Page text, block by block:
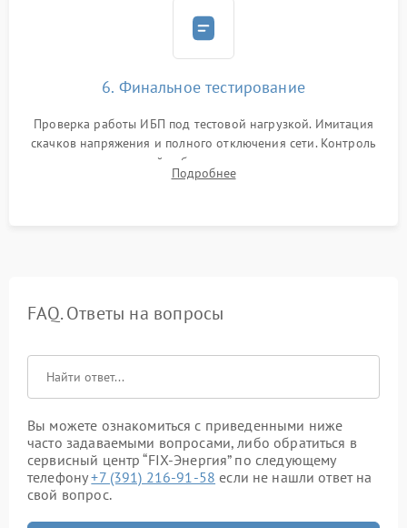
6. Финальное тестирование
Проверка работы ИБП под тестовой нагрузкой. Имитация
скачков напряжения и полного отключения сети. Контроль
времени автономной работы, температурного режима и
корректности формы выходного сигнала.
Подробнее
FAQ. Ответы на вопросы
Вы можете ознакомиться с приведенными ниже
часто задаваемыми вопросами, либо обратиться в
сервисный центр “FIX-Энергия” по следующему
телефону+7 (391) 216-91-58 если не нашли ответ на
свой вопрос.